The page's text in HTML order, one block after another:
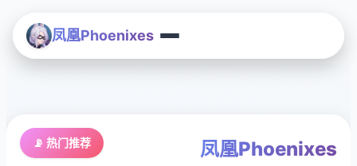
凤凰Phoenixes
📡 热门推荐 凤凰Phoenixes